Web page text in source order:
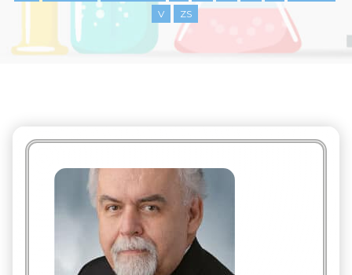
V
ZS